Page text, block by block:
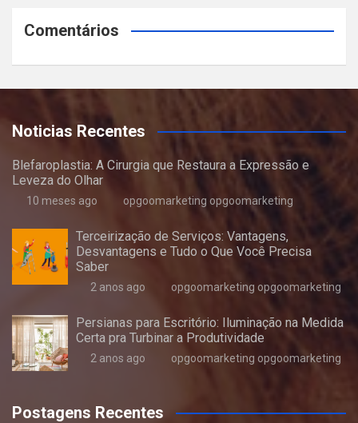
Comentários
Noticias Recentes
Blefaroplastia: A Cirurgia que Restaura a Expressão e
Leveza do Olhar
10 meses ago opgoomarketing opgoomarketing
Terceirização de Serviços: Vantagens,
Desvantagens e Tudo o Que Você Precisa
Saber
2 anos ago opgoomarketing opgoomarketing
Persianas para Escritório: Iluminação na Medida
Certa pra Turbinar a Produtividade
2 anos ago opgoomarketing opgoomarketing
Postagens Recentes